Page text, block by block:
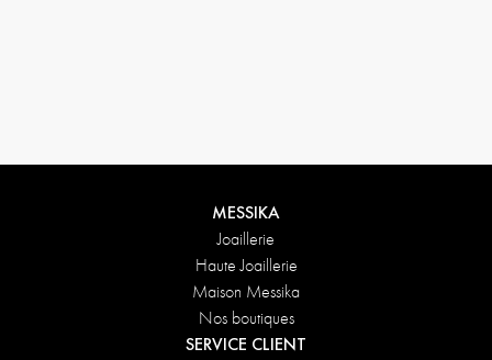
MESSIKA
Joaillerie
Haute Joaillerie
Maison Messika
Nos boutiques
SERVICE CLIENT